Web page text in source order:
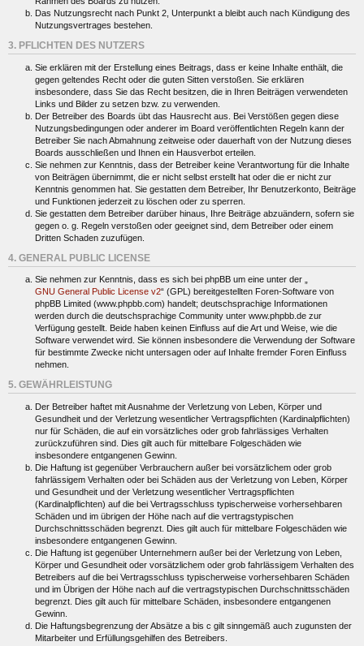
Das Nutzungsrecht nach Punkt 2, Unterpunkt a bleibt auch nach Kündigung des
Nutzungsvertrages bestehen.
3. PFLICHTEN DES NUTZERS
Sie erklären mit der Erstellung eines Beitrags, dass er keine Inhalte enthält, die
gegen geltendes Recht oder die guten Sitten verstoßen. Sie erklären
insbesondere, dass Sie das Recht besitzen, die in Ihren Beiträgen verwendeten
Links und Bilder zu setzen bzw. zu verwenden.
Der Betreiber des Boards übt das Hausrecht aus. Bei Verstößen gegen diese
Nutzungsbedingungen oder anderer im Board veröffentlichten Regeln kann der
Betreiber Sie nach Abmahnung zeitweise oder dauerhaft von der Nutzung dieses
Boards ausschließen und Ihnen ein Hausverbot erteilen.
Sie nehmen zur Kenntnis, dass der Betreiber keine Verantwortung für die Inhalte
von Beiträgen übernimmt, die er nicht selbst erstellt hat oder die er nicht zur
Kenntnis genommen hat. Sie gestatten dem Betreiber, Ihr Benutzerkonto, Beiträge
und Funktionen jederzeit zu löschen oder zu sperren.
Sie gestatten dem Betreiber darüber hinaus, Ihre Beiträge abzuändern, sofern sie
gegen o. g. Regeln verstoßen oder geeignet sind, dem Betreiber oder einem
Dritten Schaden zuzufügen.
4. GENERAL PUBLIC LICENSE
Sie nehmen zur Kenntnis, dass es sich bei phpBB um eine unter der „
GNU General Public License v2“ (GPL) bereitgestellten Foren-Software von
phpBB Limited (www.phpbb.com) handelt; deutschsprachige Informationen
werden durch die deutschsprachige Community unter www.phpbb.de zur
Verfügung gestellt. Beide haben keinen Einfluss auf die Art und Weise, wie die
Software verwendet wird. Sie können insbesondere die Verwendung der Software
für bestimmte Zwecke nicht untersagen oder auf Inhalte fremder Foren Einfluss
nehmen.
5. GEWÄHRLEISTUNG
Der Betreiber haftet mit Ausnahme der Verletzung von Leben, Körper und
Gesundheit und der Verletzung wesentlicher Vertragspflichten (Kardinalpflichten)
nur für Schäden, die auf ein vorsätzliches oder grob fahrlässiges Verhalten
zurückzuführen sind. Dies gilt auch für mittelbare Folgeschäden wie
insbesondere entgangenen Gewinn.
Die Haftung ist gegenüber Verbrauchern außer bei vorsätzlichem oder grob
fahrlässigem Verhalten oder bei Schäden aus der Verletzung von Leben, Körper
und Gesundheit und der Verletzung wesentlicher Vertragspflichten
(Kardinalpflichten) auf die bei Vertragsschluss typischerweise vorhersehbaren
Schäden und im übrigen der Höhe nach auf die vertragstypischen
Durchschnittsschäden begrenzt. Dies gilt auch für mittelbare Folgeschäden wie
insbesondere entgangenen Gewinn.
Die Haftung ist gegenüber Unternehmern außer bei der Verletzung von Leben,
Körper und Gesundheit oder vorsätzlichem oder grob fahrlässigem Verhalten des
Betreibers auf die bei Vertragsschluss typischerweise vorhersehbaren Schäden
und im Übrigen der Höhe nach auf die vertragstypischen Durchschnittsschäden
begrenzt. Dies gilt auch für mittelbare Schäden, insbesondere entgangenen
Gewinn.
Die Haftungsbegrenzung der Absätze a bis c gilt sinngemäß auch zugunsten der
Mitarbeiter und Erfüllungsgehilfen des Betreibers.